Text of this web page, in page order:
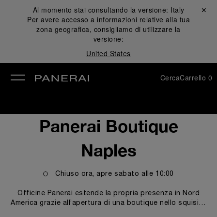
Al momento stai consultando la versione: Italy
Per avere accesso a informazioni relative alla tua
zona geografica, consigliamo di utilizzare la
versione:
United States
Chiudi ✕
CercaCarrello 0
Panerai Boutique
Naples
Chiuso ora, apre sabato alle 10:00
Officine Panerai estende la propria presenza in Nord
America grazie all’apertura di una boutique nello squisito